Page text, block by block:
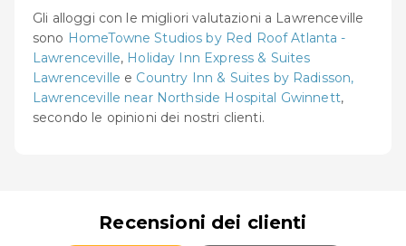
Gli alloggi con le migliori valutazioni a Lawrenceville
sono HomeTowne Studios by Red Roof Atlanta -
Lawrenceville, Holiday Inn Express & Suites
Lawrenceville e Country Inn & Suites by Radisson,
Lawrenceville near Northside Hospital Gwinnett,
secondo le opinioni dei nostri clienti.
Recensioni dei clienti